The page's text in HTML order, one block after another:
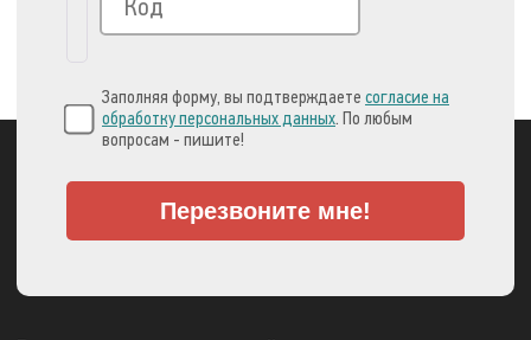
Заполняя форму, вы подтверждаете согласие на
обработку персональных данных. По любым
вопросам - пишите!
Перезвоните мне!